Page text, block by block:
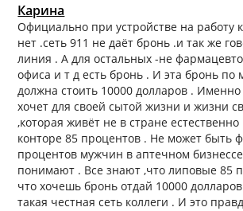
Карина
Официально при устройстве на работу
нет .сеть 911 не даёт бронь .и так же
линия . А для остальных -не
офиса и т д есть бронь . И эта бронь
должна стоить 10000 долларов . Именно
хочет для своей сытой жизни и жизни
,которая живёт не в стране
конторе 85 процентов . Не может быть
процентов мужчин в аптечном
понимают . Все знают ,что липовые 85
что хочешь бронь отдай 10000
такая честная сеть коллеги . И это